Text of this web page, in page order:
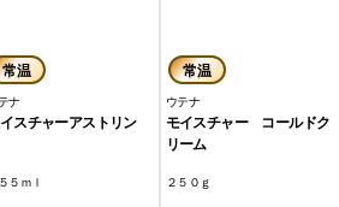
常温
ナ
スチャーアストリン
５ｍｌ
常温
ウテナ
モイスチャー コールドク
リーム
２５０ｇ